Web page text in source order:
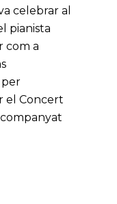
celebrar al
pianista
com a
per
el Concert